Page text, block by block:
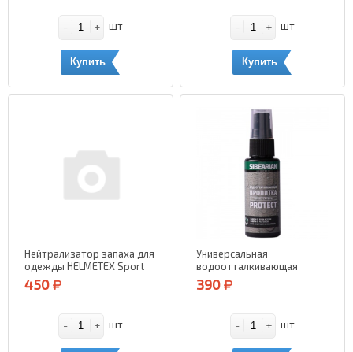
- + шт
Купить
- + шт
Купить
Нейтрализатор запаха для
одежды HELMETEX Sport
(Нейтральный) 100 мл.
450
- + шт
Универсальная
водоотталкивающая
пропитка SIBEARIAN
Protect 50 мл.
390
- + шт